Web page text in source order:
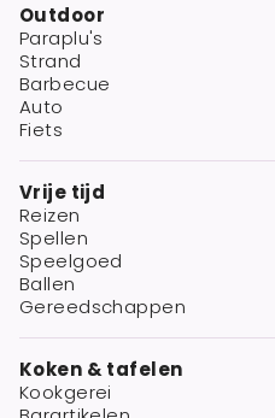
Outdoor
Paraplu's
Strand
Barbecue
Auto
Fiets
Vrije tijd
Reizen
Spellen
Speelgoed
Ballen
Gereedschappen
Koken & tafelen
Kookgerei